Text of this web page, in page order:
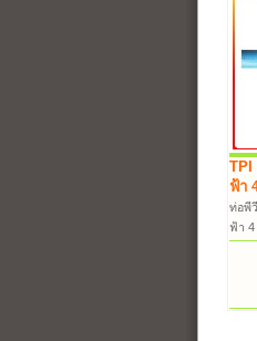
ฟ้า
ท่อพี
ฟ้า 4